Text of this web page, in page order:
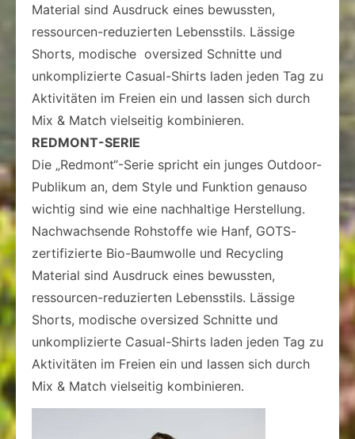
Material sind Ausdruck eines bewussten,
ressourcen-reduzierten Lebensstils. Lässige
Shorts, modische oversized Schnitte und
unkomplizierte Casual-Shirts laden jeden Tag zu
Aktivitäten im Freien ein und lassen sich durch
Mix & Match vielseitig kombinieren.
REDMONT-SERIE
Die „Redmont“-Serie spricht ein junges Outdoor-
Publikum an, dem Style und Funktion genauso
wichtig sind wie eine nachhaltige Herstellung.
Nachwachsende Rohstoffe wie Hanf, GOTS-
zertifizierte Bio-Baumwolle und Recycling
Material sind Ausdruck eines bewussten,
ressourcen-reduzierten Lebensstils. Lässige
Shorts, modische oversized Schnitte und
unkomplizierte Casual-Shirts laden jeden Tag zu
Aktivitäten im Freien ein und lassen sich durch
Mix & Match vielseitig kombinieren.